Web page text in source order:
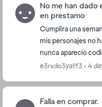
No me han dado
en prestamo
Cumplira una
mis personajes no
nunca apareció
e3rxdo3yaff3
4
Falla en comprar.